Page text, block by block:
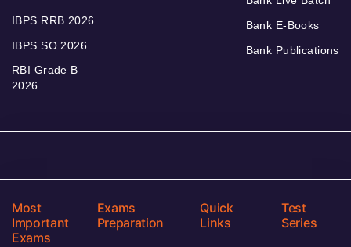
IBPS RRB 2026
IBPS SO 2026
RBI Grade B
2026
Bank E-Books
Bank Publications
Most
Important
Exams
Exams
Preparation
Quick
Links
Test
Series